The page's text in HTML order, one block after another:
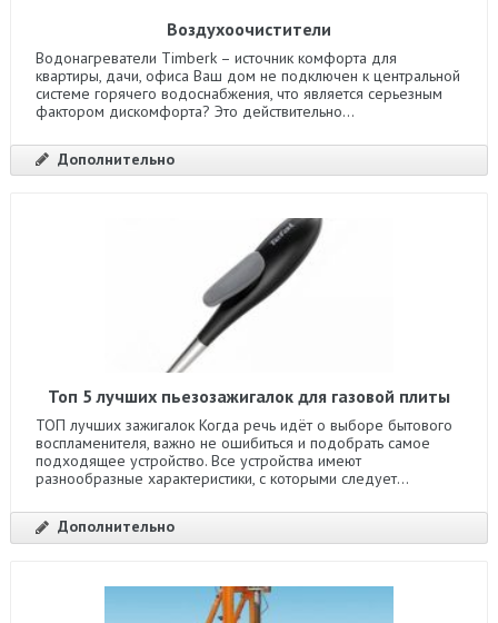
Воздухоочистители
Водонагреватели Timberk – источник комфорта для
квартиры, дачи, офиса Ваш дом не подключен к центральной
системе горячего водоснабжения, что является серьезным
фактором дискомфорта? Это действительно...
Дополнительно
Топ 5 лучших пьезозажигалок для газовой плиты
ТОП лучших зажигалок Когда речь идёт о выборе бытового
воспламенителя, важно не ошибиться и подобрать самое
подходящее устройство. Все устройства имеют
разнообразные характеристики, с которыми следует...
Дополнительно